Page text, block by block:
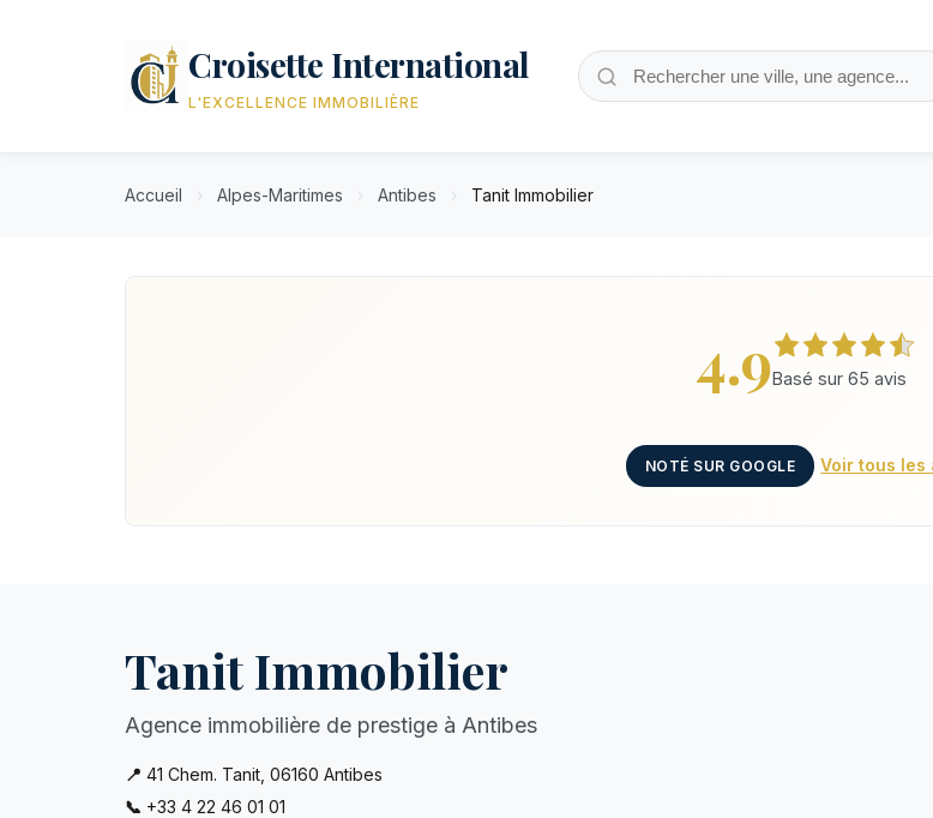
Croisette International
L'EXCELLENCE IMMOBILIÈRE
Accueil › Alpes-Maritimes › Antibes › Tanit Immobilier
4.9Basé sur 65 avis
NOTÉ SUR GOOGLE Voir tous les
Tanit Immobilier
Agence immobilière de prestige à Antibes
📍 41 Chem. Tanit, 06160 Antibes
📞 +33 4 22 46 01 01